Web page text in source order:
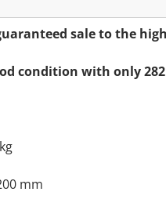
sale to the
condition with only
mm